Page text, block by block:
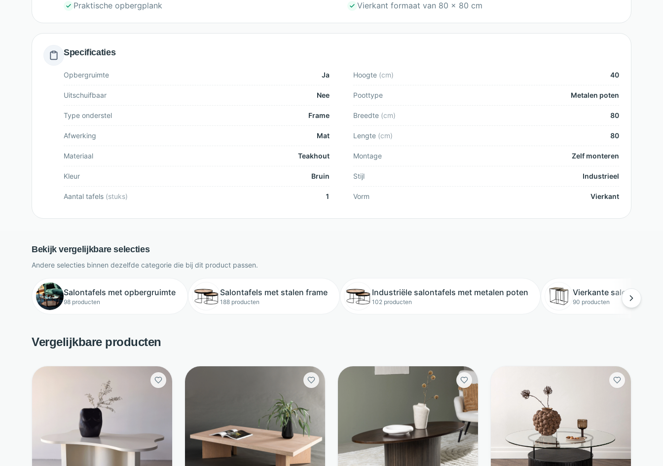
Praktische opbergplank
Vierkant formaat van 80 x 80 cm
Specificaties
Opbergruimte Ja Hoogte (cm) 40
Uitschuifbaar Nee Poottype Metalen poten
Type onderstel Frame Breedte (cm) 80
Afwerking Mat Lengte (cm) 80
Materiaal Teakhout Montage Zelf monteren
Kleur Bruin Stijl Industrieel
Aantal tafels (stuks) 1 Vorm Vierkant
Bekijk vergelijkbare selecties
Andere selecties binnen dezelfde categorie die bij dit product passen.
Salontafels met opbergruimte
98 producten
Salontafels met stalen frame
188 producten
Industriële salontafels met metalen poten
102 producten
Vierkante salontafels
90 producten
Vergelijkbare producten